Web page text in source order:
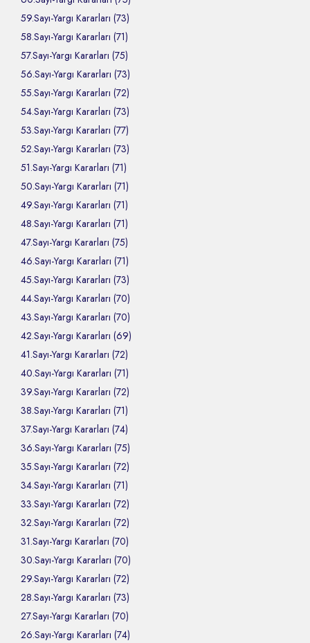
59.Sayı-Yargı Kararları (73)
58.Sayı-Yargı Kararları (71)
57.Sayı-Yargı Kararları (75)
56.Sayı-Yargı Kararları (73)
55.Sayı-Yargı Kararları (72)
54.Sayı-Yargı Kararları (73)
53.Sayı-Yargı Kararları (77)
52.Sayı-Yargı Kararları (73)
51.Sayı-Yargı Kararları (71)
50.Sayı-Yargı Kararları (71)
49.Sayı-Yargı Kararları (71)
48.Sayı-Yargı Kararları (71)
47.Sayı-Yargı Kararları (75)
46.Sayı-Yargı Kararları (71)
45.Sayı-Yargı Kararları (73)
44.Sayı-Yargı Kararları (70)
43.Sayı-Yargı Kararları (70)
42.Sayı-Yargı Kararları (69)
41.Sayı-Yargı Kararları (72)
40.Sayı-Yargı Kararları (71)
39.Sayı-Yargı Kararları (72)
38.Sayı-Yargı Kararları (71)
37.Sayı-Yargı Kararları (74)
36.Sayı-Yargı Kararları (75)
35.Sayı-Yargı Kararları (72)
34.Sayı-Yargı Kararları (71)
33.Sayı-Yargı Kararları (72)
32.Sayı-Yargı Kararları (72)
31.Sayı-Yargı Kararları (70)
30.Sayı-Yargı Kararları (70)
29.Sayı-Yargı Kararları (72)
28.Sayı-Yargı Kararları (73)
27.Sayı-Yargı Kararları (70)
26.Sayı-Yargı Kararları (74)